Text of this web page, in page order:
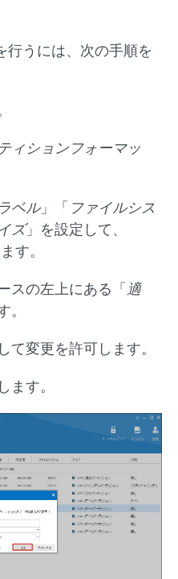
行うには、次の手順を
ィションフォーマッ
ベル」「 ファイルシス
ズ」を設定して、
す。
スの左上にある「適
。
て変更を許可します。
ます。